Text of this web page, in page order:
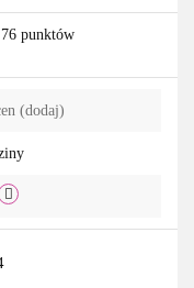
Do
punktów
(dodaj)